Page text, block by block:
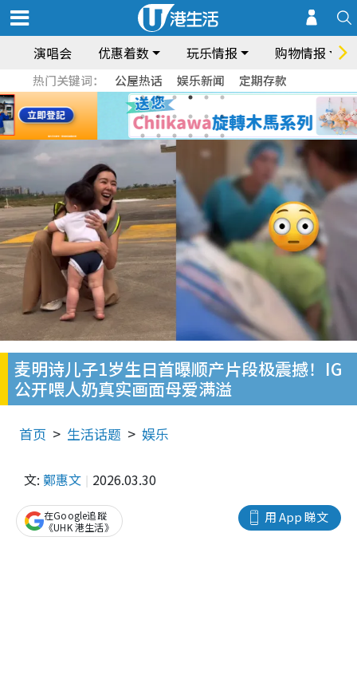
演唱会 优惠着数 玩乐情报 购物情报
热门关键词： 公屋热话 娱乐新闻 定期存款
麦明诗儿子1岁生日首曝顺产片段极震撼！IG
公开喂人奶真实画面母爱满溢
首页 生活话题 娱乐
文: 鄭惠文 2026.03.30
用 App 睇文
在Google追蹤
《UHK 港生活》